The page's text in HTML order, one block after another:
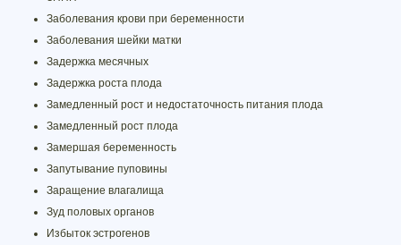
Заболевания крови при беременности
Заболевания шейки матки
Задержка месячных
Задержка роста плода
Замедленный рост и недостаточность питания плода
Замедленный рост плода
Замершая беременность
Запутывание пуповины
Заращение влагалища
Зуд половых органов
Избыток эстрогенов